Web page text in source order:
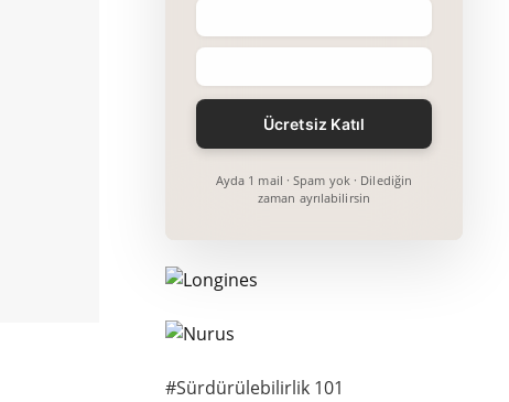
Ayda 1 mail · Spam yok · Dilediğin
zaman ayrılabilirsin
#Sürdürülebilirlik 101